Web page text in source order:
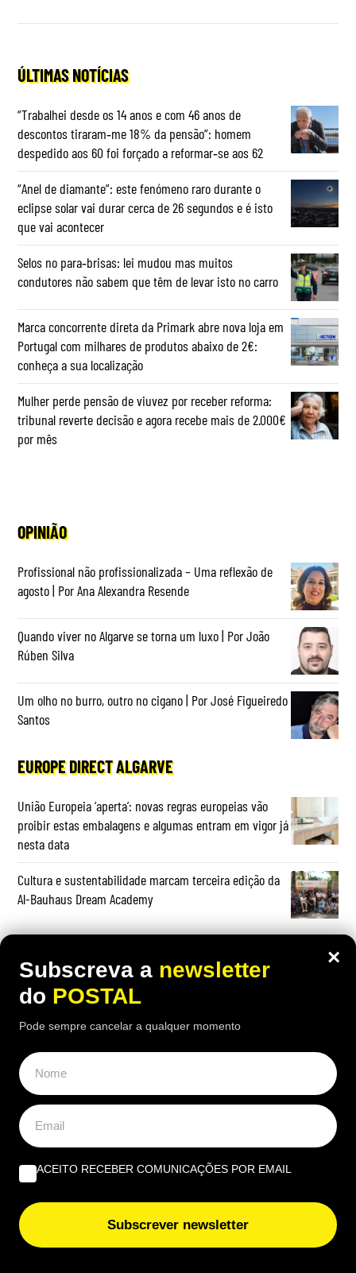
ÚLTIMAS NOTÍCIAS
“Trabalhei desde os 14 anos e com 46 anos de
descontos tiraram‑me 18% da pensão”: homem
despedido aos 60 foi forçado a reformar‑se aos 62
“Anel de diamante”: este fenómeno raro durante o
eclipse solar vai durar cerca de 26 segundos e é isto
que vai acontecer
Selos no para‑brisas: lei mudou mas muitos
condutores não sabem que têm de levar isto no carro
Marca concorrente direta da Primark abre nova loja em
Portugal com milhares de produtos abaixo de 2€:
conheça a sua localização
Mulher perde pensão de viuvez por receber reforma:
tribunal reverte decisão e agora recebe mais de 2.000€
por mês
OPINIÃO
Profissional não profissionalizada – Uma reflexão de
agosto | Por Ana Alexandra Resende
Quando viver no Algarve se torna um luxo | Por João
Rúben Silva
Um olho no burro, outro no cigano | Por José Figueiredo
Santos
EUROPE DIRECT ALGARVE
União Europeia ‘aperta’: novas regras europeias vão
proibir estas embalagens e algumas entram em vigor já
nesta data
Cultura e sustentabilidade marcam terceira edição da
Al-Bauhaus Dream Academy
×
Subscreva a newsletter
do POSTAL
Pode sempre cancelar a qualquer momento
ACEITO RECEBER COMUNICAÇÕES POR EMAIL
Subscrever newsletter